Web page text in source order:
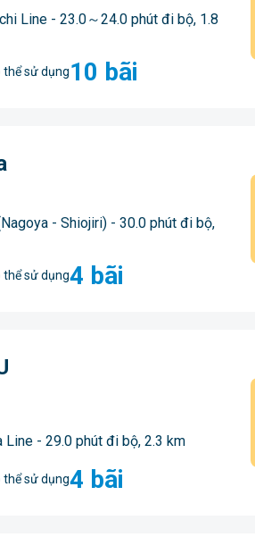
Line - 23.0～24.0 phút đi bộ, 1.8
thể sử dụng10 bãi
- Shiojiri) - 30.0 phút đi bộ,
thể sử dụng4 bãi
- 29.0 phút đi bộ, 2.3 km
thể sử dụng4 bãi